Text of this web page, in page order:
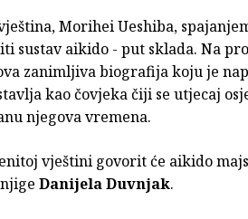
Morihei Ueshiba,
sustav aikido - put sklada. Na
zanimljiva biografija koju je
kao čovjeka čiji se utjecaj
njegova vremena.
vještini govorit će aikido
Danijela Duvnjak.